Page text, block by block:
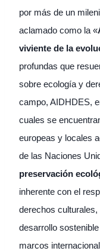
por más de un
aclamado como la «
viviente de la
profundas que
sobre ecología y
campo, AIDHDES,
cuales se
europeas y locales
de las Naciones
preservación
inherente con el
derechos
desarrollo
marcos